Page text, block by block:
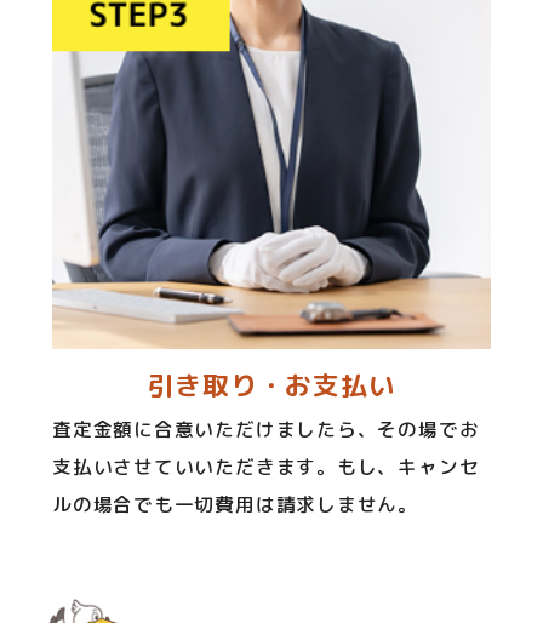
引き取り・お支払い
査定金額に合意いただけましたら、その場でお
支払いさせていいただきます。もし、キャンセ
ルの場合でも一切費用は請求しません。